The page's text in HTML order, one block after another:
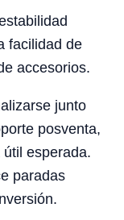
facilidad de
accesorios.
junto
posventa,
esperada.
paradas